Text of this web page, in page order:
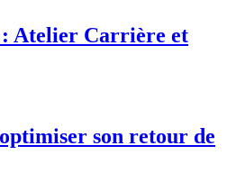
Atelier Carrière et
son retour de